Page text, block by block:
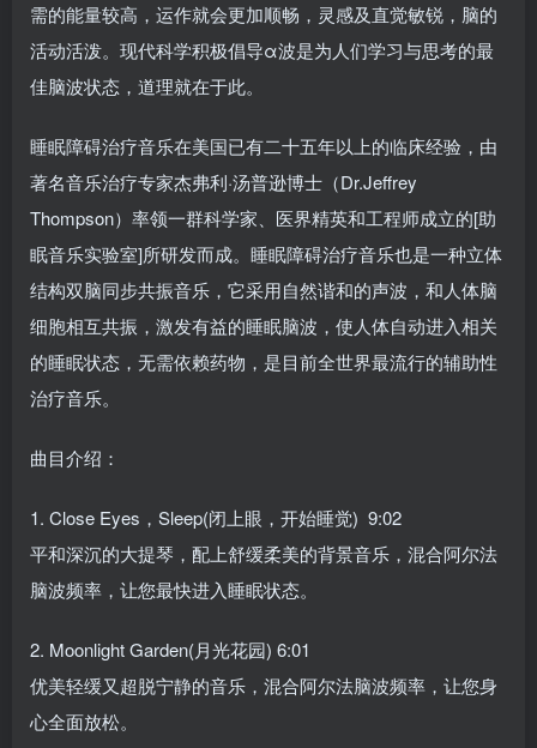
需的能量较高，运作就会更加顺畅，灵感及直觉敏锐，脑的
活动活泼。现代科学积极倡导α波是为人们学习与思考的最
佳脑波状态，道理就在于此。
睡眠障碍治疗音乐在美国已有二十五年以上的临床经验，由
著名音乐治疗专家杰弗利·汤普逊博士（Dr.Jeffrey
Thompson）率领一群科学家、医界精英和工程师成立的[助
眠音乐实验室]所研发而成。睡眠障碍治疗音乐也是一种立体
结构双脑同步共振音乐，它采用自然谐和的声波，和人体脑
细胞相互共振，激发有益的睡眠脑波，使人体自动进入相关
的睡眠状态，无需依赖药物，是目前全世界最流行的辅助性
治疗音乐。
曲目介绍：
1. Close Eyes，Sleep(闭上眼，开始睡觉) 9:02
平和深沉的大提琴，配上舒缓柔美的背景音乐，混合阿尔法
脑波频率，让您最快进入睡眠状态。
2. Moonlight Garden(月光花园) 6:01
优美轻缓又超脱宁静的音乐，混合阿尔法脑波频率，让您身
心全面放松。